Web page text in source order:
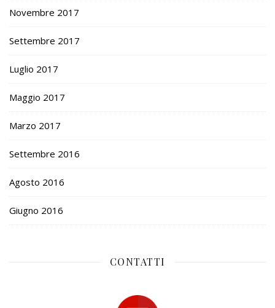
Novembre 2017
Settembre 2017
Luglio 2017
Maggio 2017
Marzo 2017
Settembre 2016
Agosto 2016
Giugno 2016
CONTATTI